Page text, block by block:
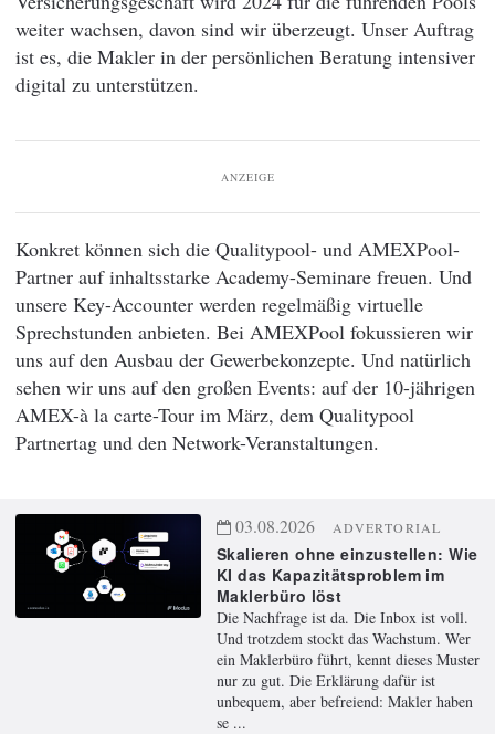
weiter wachsen, davon sind wir überzeugt. Unser Auftrag
ist es, die Makler in der persönlichen Beratung intensiver
digital zu unterstützen.
ANZEIGE
Konkret können sich die Qualitypool- und AMEXPool-
Partner auf inhaltsstarke Academy-Seminare freuen. Und
unsere Key-Accounter werden regelmäßig virtuelle
Sprechstunden anbieten. Bei AMEXPool fokussieren wir
uns auf den Ausbau der Gewerbekonzepte. Und natürlich
sehen wir uns auf den großen Events: auf der 10-jährigen
AMEX-à la carte-Tour im März, dem Qualitypool
Partnertag und den Network-Veranstaltungen.
03.08.2026 ADVERTORIAL
Skalieren ohne einzustellen: Wie
KI das Kapazitätsproblem im
Maklerbüro löst
Die Nachfrage ist da. Die Inbox ist voll.
Und trotzdem stockt das Wachstum. Wer
ein Maklerbüro führt, kennt dieses Muster
nur zu gut. Die Erklärung dafür ist
unbequem, aber befreiend: Makler haben
se ...